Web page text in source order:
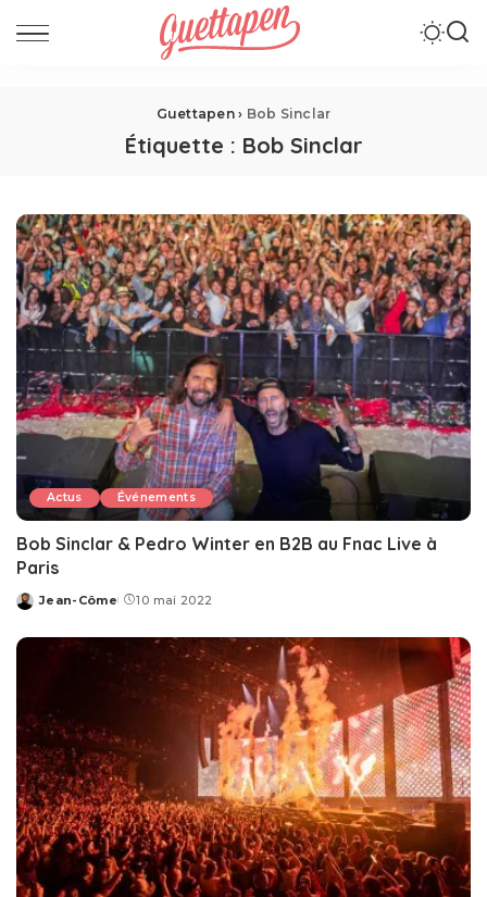
Guettapen› Bob Sinclar
Étiquette : Bob Sinclar
Actus Événements
Bob Sinclar & Pedro Winter en B2B au Fnac Live à
Paris
Posted
Jean-Côme 10 mai 2022